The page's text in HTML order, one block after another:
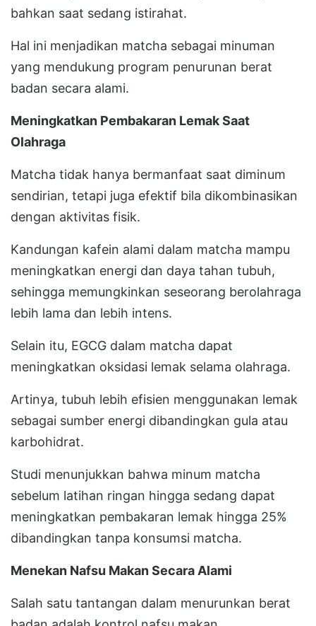
bahkan saat sedang istirahat.
Hal ini menjadikan matcha sebagai minuman
yang mendukung program penurunan berat
badan secara alami.
Meningkatkan Pembakaran Lemak Saat
Olahraga
Matcha tidak hanya bermanfaat saat diminum
sendirian, tetapi juga efektif bila dikombinasikan
dengan aktivitas fisik.
Kandungan kafein alami dalam matcha mampu
meningkatkan energi dan daya tahan tubuh,
sehingga memungkinkan seseorang berolahraga
lebih lama dan lebih intens.
Selain itu, EGCG dalam matcha dapat
meningkatkan oksidasi lemak selama olahraga.
Artinya, tubuh lebih efisien menggunakan lemak
sebagai sumber energi dibandingkan gula atau
karbohidrat.
Studi menunjukkan bahwa minum matcha
sebelum latihan ringan hingga sedang dapat
meningkatkan pembakaran lemak hingga 25%
dibandingkan tanpa konsumsi matcha.
Menekan Nafsu Makan Secara Alami
Salah satu tantangan dalam menurunkan berat